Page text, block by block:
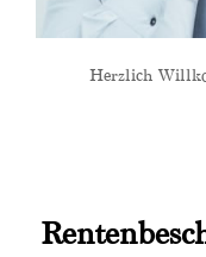
Herzlich